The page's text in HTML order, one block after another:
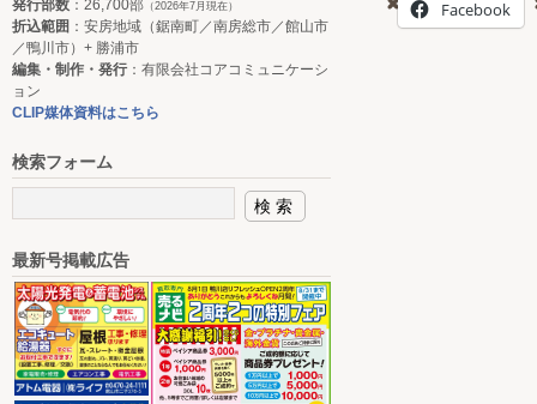
Facebook
発行部数 ：26,700部 （2026年7月現在）
折込範囲 ：安房地域（鋸南町／南房総市／館山市
／鴨川市）+ 勝浦市
編集・制作・発行：有限会社コアコミュニケーシ
ョン
CLIP媒体資料はこちら
検索フォーム
最新号掲載広告